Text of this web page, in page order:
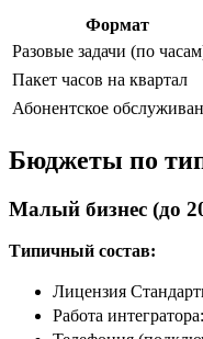
Формат
Разовые задачи (по
Пакет часов на квартал
Абонентское
Бюджеты по
Малый бизнес (до
Типичный состав:
Лицензия
Работа